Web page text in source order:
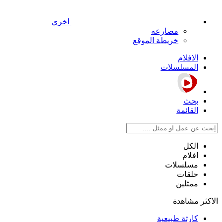
اخري
مصارعه
خريطة الموقع
الافلام
المسلسلات
بحث
القائمة
الكل
افلام
مسلسلات
حلقات
ممثلين
الاكثر مشاهدة
كارثة طبيعية